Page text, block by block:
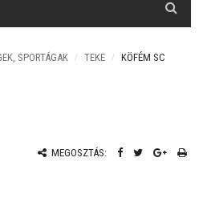
SPORTÁGAK TEKE KÖFÉM SC
MEGOSZTÁS: